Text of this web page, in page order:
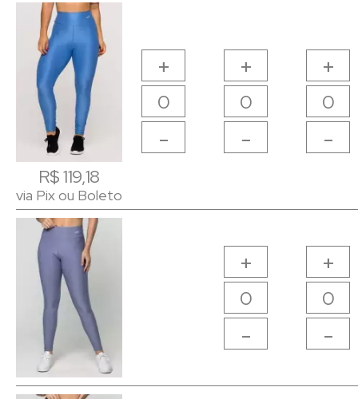
R$ 119,18
via Pix ou Boleto
+
-
+
-
+
-
+
-
+
-
R$ 119,18
via Pix ou Boleto